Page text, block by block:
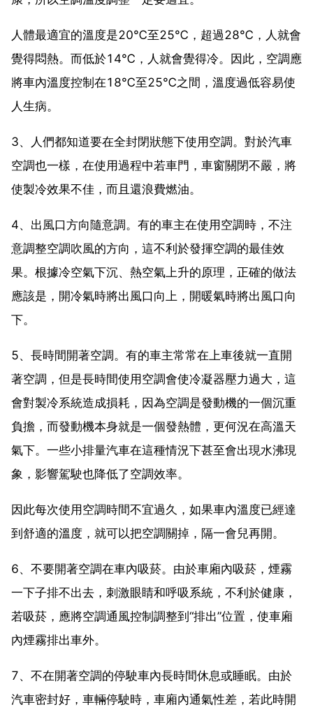
人體最適宜的溫度是20℃至25℃，超過28℃，人就會
覺得悶熱。而低於14℃，人就會覺得冷。因此，空調應
將車內溫度控制在18℃至25℃之間，溫度過低容易使
人生病。
3、人們都知道要在全封閉狀態下使用空調。對於汽車
空調也一樣，在使用過程中若車門，車窗關閉不嚴，將
使製冷效果不佳，而且還浪費燃油。
4、出風口方向隨意調。有的車主在使用空調時，不注
意調整空調吹風的方向，這不利於發揮空調的最佳效
果。根據冷空氣下沉、熱空氣上升的原理，正確的做法
應該是，開冷氣時將出風口向上，開暖氣時將出風口向
下。
5、長時間開著空調。有的車主常常在上車後就一直開
著空調，但是長時間使用空調會使冷凝器壓力過大，這
會對製冷系統造成損耗，因為空調是發動機的一個沉重
負擔，而發動機本身就是一個發熱體，更何況在高溫天
氣下。一些小排量汽車在這種情況下甚至會出現水沸現
象，影響駕駛也降低了空調效率。
因此每次使用空調時間不宜過久，如果車內溫度已經達
到舒適的溫度，就可以把空調關掉，隔一會兒再開。
6、不要開著空調在車內吸菸。由於車廂內吸菸，煙霧
一下子排不出去，刺激眼睛和呼吸系統，不利於健康，
若吸菸，應將空調通風控制調整到“排出”位置，使車廂
內煙霧排出車外。
7、不在開著空調的停駛車內長時間休息或睡眠。由於
汽車密封好，車輛停駛時，車廂內通氣性差，若此時開